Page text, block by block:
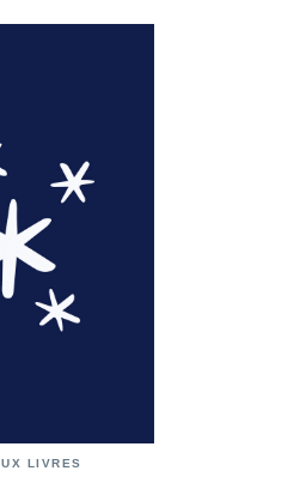
LIVRES